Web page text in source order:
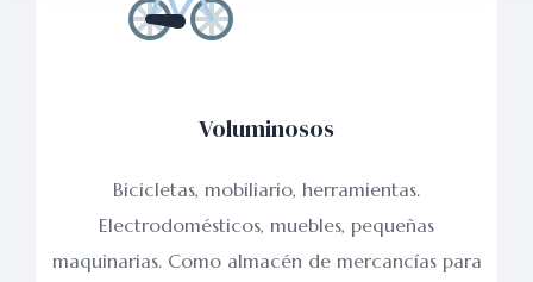
Voluminosos
Bicicletas, mobiliario, herramientas.
Electrodomésticos, muebles, pequeñas
maquinarias. Como almacén de mercancías para